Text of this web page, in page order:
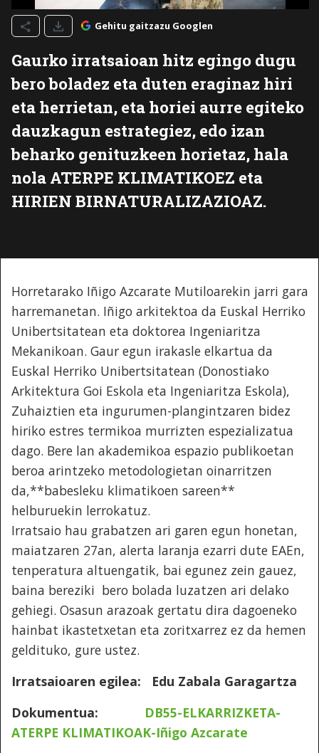
Gehitu gaitzazu Googlen
Gaurko irratsaioan hitz egingo dugu
bero boladez eta duten eraginaz hiri
eta herrietan, eta horiei aurre egiteko
dauzkagun estrategiez, edo izan
beharko genituzkeen horietaz, hala
nola ATERPE KLIMATIKOEZ eta
HIRIEN BIRNATURALIZAZIOAZ.
Horretarako Iñigo Azcarate Mutiloarekin jarri gara
harremanetan. Iñigo arkitektoa da Euskal Herriko
Unibertsitatean eta doktorea Ingeniaritza
Mekanikoan. Gaur egun irakasle elkartua da
Euskal Herriko Unibertsitatean (Donostiako
Arkitektura Goi Eskola eta Ingeniaritza Eskola),
Zuhaiztien eta ingurumen-plangintzaren bidez
hiriko estres termikoa murrizten espezializatua
dago. Bere lan akademikoa espazio publikoetan
beroa arintzeko metodologietan oinarritzen
da,**babesleku klimatikoen sareen**
helburuekin lerrokatuz.
Irratsaio hau grabatzen ari garen egun honetan,
maiatzaren 27an, alerta laranja ezarri dute EAEn,
tenperatura altuengatik, bai egunez zein gauez,
baina bereziki bero bolada luzatzen ari delako
gehiegi. Osasun arazoak gertatu dira dagoeneko
hainbat ikastetxetan eta zoritxarrez ez da hemen
geldituko, gure ustez.
Irratsaioaren egilea: Edu Zabala Garagartza
Dokumentua: DB55-ELKARRIZKETA-
ATERPE KLIMATIKOAK-Iñigo Azcarate